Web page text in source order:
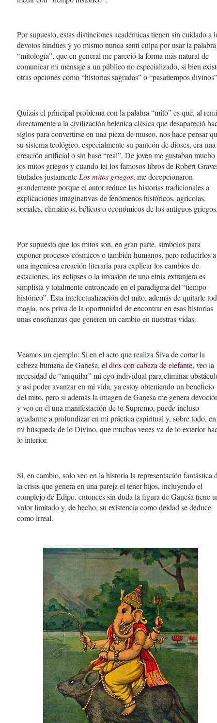
Por supuesto, estas distinciones académicas tienen sin cuidado a
devotos hindúes y yo mismo nunca sentí culpa por usar la palabra
“mitología”, que en general me pareció la forma más natural de
comunicar mi mensaje a un público no especializado, si bien
otras opciones como “historias sagradas” o “pasatiempos
Quizás el principal problema con la palabra “mito” es que, al
directamente a la civilización helénica clásica que desapareció
siglos para convertirse en una pieza de museo, nos hace pensar
su sistema teológico, especialmente su panteón de dioses, era una
creación artificial o sin base “real”. De joven me gustaban mucho
los mitos griegos y cuando leí los famosos libros de Robert
titulados justamenteLos mitos griegos, me decepcionaron
grandemente porque el autor reduce las historias tradicionales a
explicaciones imaginativas de fenómenos históricos, agrícolas,
sociales, climáticos, bélicos o económicos de los antiguos
Por supuesto que los mitos son, en gran parte, símbolos para
exponer procesos cósmicos o también humanos, pero reducirlos a
una ingeniosa creación literaria para explicar los cambios de
estaciones, los eclipses o la invasión de una etnia extranjera es
simplista y totalmente entroncado en el paradigma del “tiempo
histórico”. Esta intelectualización del mito, además de quitarle
magia, nos priva de la oportunidad de encontrar en esas historias
unas enseñanzas que generen un cambio en nuestras vidas.
Veamos un ejemplo: Si en el acto que realiza Śiva de cortar la
cabeza humana de Gaṇeśa, el dios con cabeza de elefante, veo la
necesidad de “aniquilar” mi ego individual para eliminar
y así poder avanzar en mi vida, ya estoy obteniendo un beneficio
del mito, pero si además la imagen de Gaṇeśa me genera
y veo en él una manifestación de lo Supremo, puede incluso
ayudarme a profundizar en mi práctica espiritual y, sobre todo, en
mi búsqueda de lo Divino, que muchas veces va de lo exterior
lo interior.
Si, en cambio, solo veo en la historia la representación fantástica
la crisis que genera en una pareja el tener hijos, incluyendo el
complejo de Edipo, entonces sin duda la figura de Gaṇeśa tiene
valor limitado y, de hecho, su existencia como deidad se deduce
como irreal.